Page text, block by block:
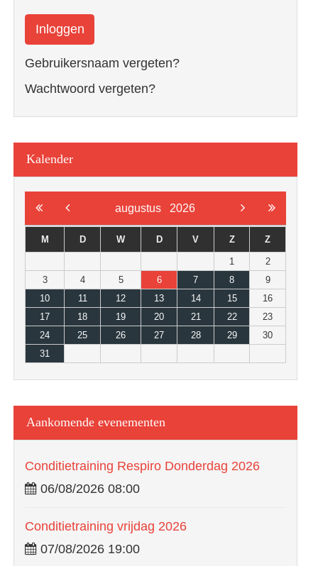
Inloggen
Gebruikersnaam vergeten?
Wachtwoord vergeten?
Kalender
augustus 2026
M D W D V Z Z
1
2
3
4 5 6 7 8
9
10
11 12 13 14 15
16
17
18 19 20 21 22
23
24
25 26 27 28 29
30
31
Aankomende evenementen
Conditietraining Respiro Donderdag 2026
06/08/2026 08:00
Conditietraining vrijdag 2026
07/08/2026 19:00